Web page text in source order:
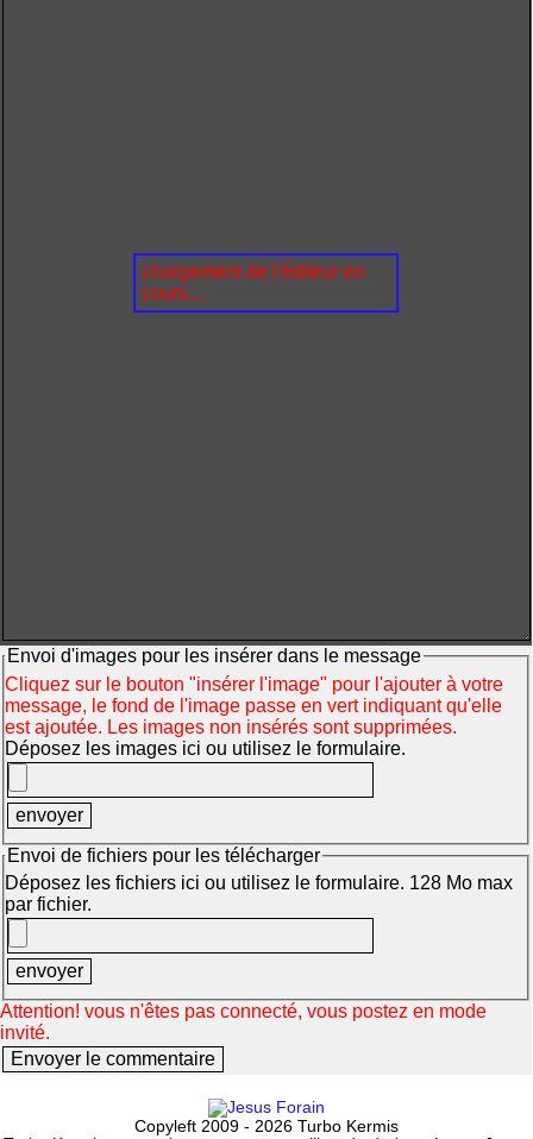
chargement de l'éditeur en
cours...
Envoi d'images pour les insérer dans le message
Cliquez sur le bouton "insérer l'image" pour l'ajouter à votre
message, le fond de l'image passe en vert indiquant qu'elle
est ajoutée. Les images non insérés sont supprimées.
Déposez les images ici ou utilisez le formulaire.
Envoi de fichiers pour les télécharger
Déposez les fichiers ici ou utilisez le formulaire. 128 Mo max
par fichier.
Attention! vous n'êtes pas connecté, vous postez en mode
invité.
Copyleft 2009 - 2026 Turbo Kermis